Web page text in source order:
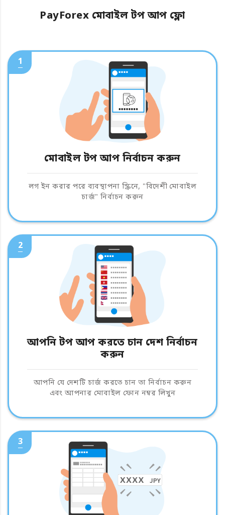
PayForex মোবাইল টপ আপ ফ্লো
1
মোবাইল টপ আপ নির্বাচন করুন
লগ ইন করার পরে ব্যবস্থাপনা স্ক্রিনে, "বিদেশী মোবাইল
চার্জ" নির্বাচন করুন
2
আপনি টপ আপ করতে চান দেশ নির্বাচন
করুন
আপনি যে দেশটি চার্জ করতে চান তা নির্বাচন করুন
এবং আপনার মোবাইল ফোন নম্বর লিখুন
3